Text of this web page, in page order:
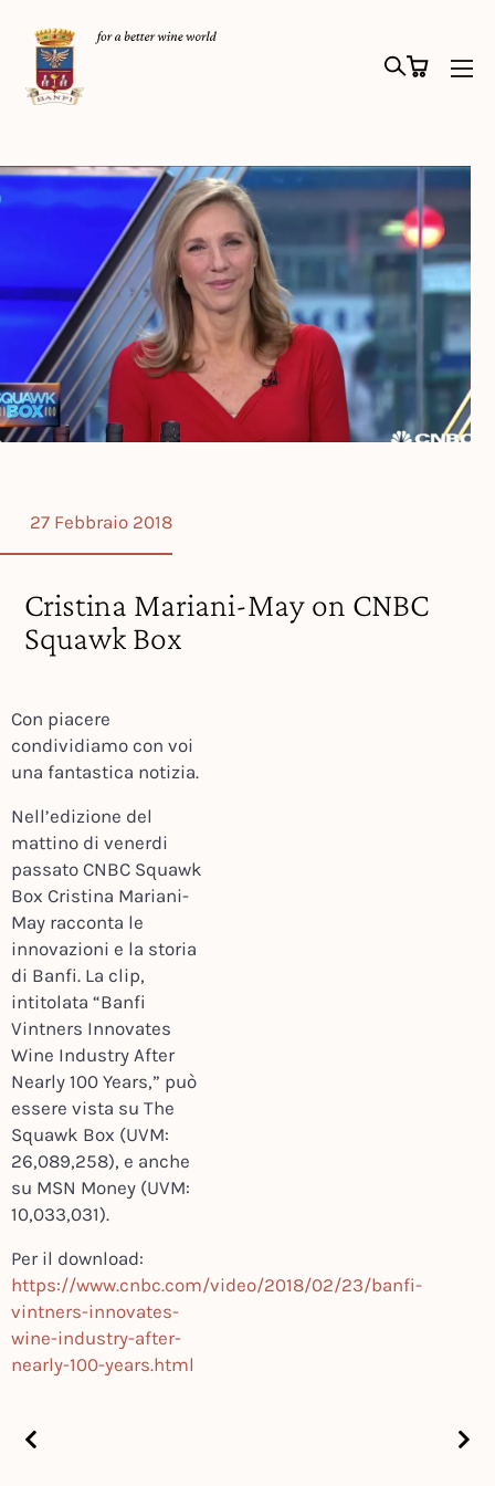
27 Febbraio 2018
Cristina Mariani-May on CNBC
Squawk Box
Con piacere
condividiamo con voi
una fantastica notizia.
Nell’edizione del
mattino di venerdi
passato CNBC Squawk
Box Cristina Mariani-
May racconta le
innovazioni e la storia
di Banfi. La clip,
intitolata “Banfi
Vintners Innovates
Wine Industry After
Nearly 100 Years,” può
essere vista su The
Squawk Box (UVM:
26,089,258), e anche
su MSN Money (UVM:
10,033,031).
Per il download:
https://www.cnbc.com/video/2018/02/23/banfi-
vintners-innovates-
wine-industry-after-
nearly-100-years.html